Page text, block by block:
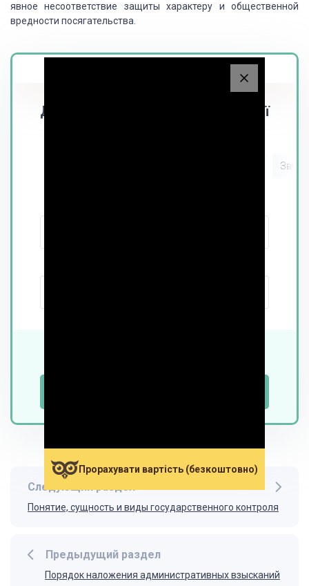
явное несоответствие защиты характеру и общественной
вредности посягательства.
Дізнайся вартість написання своєї
Звіт
Предыдущий раздел
Порядок наложения административных взысканий
Следующий раздел
Понятие, сущность и виды государственного контроля
Прорахувати вартість (безкоштовно)